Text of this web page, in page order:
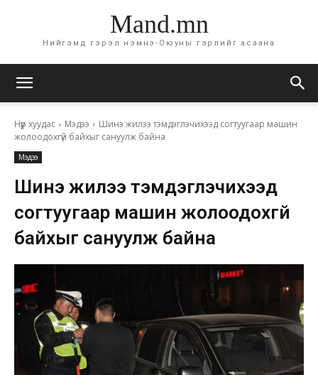
Mand.mn
Нийгэмд гэрэл нэмнэ-Оюуны гэрлийг асаана
Нүүр хуудас Мэдээ
Шинэ жилээ тэмдэглэчихээд согтуугаар машин
жолоодохгүй байхыг сануулж байна
Мэдээ
Шинэ жилээ тэмдэглэчихээд
согтуугаар машин жолоодохгүй
байхыг сануулж байна